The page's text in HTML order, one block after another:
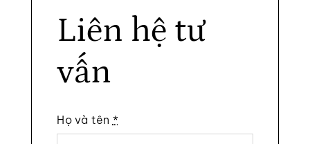
Liên hệ tư
vấn
Họ và tên *